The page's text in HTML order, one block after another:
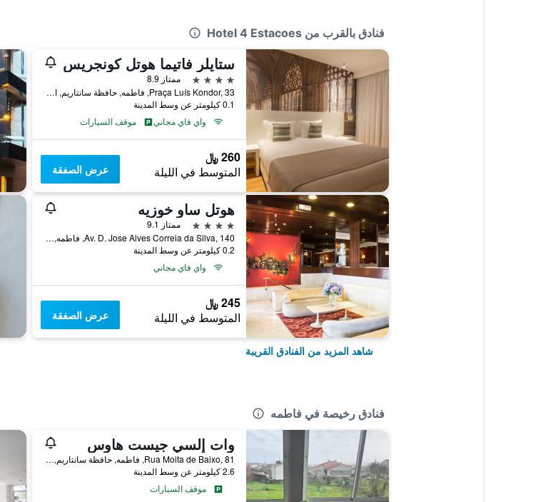
فنادق بالقرب من Hotel 4 Estacoes
ستايلر فاتيما هوتل كونجريس
4 نجوم
ممتاز 8.9
Praça Luís Kondor, 33, فاطمه, حافظة سانتاريم, البرتغال
0.1 كيلومتر عن وسط المدينة
واي فاي مجاني
موقف السيارات
260 ﷼
المتوسط في الليلة عرض الصفقة
هوتل ساو خوزيه
4 نجوم
ممتاز 9.1
Av. D. Jose Alves Correia da Silva, 140, فاطمه, حافظة سانتاريم, البرتغال
0.2 كيلومتر عن وسط المدينة
واي فاي مجاني
245 ﷼
المتوسط في الليلة عرض الصفقة
شاهد المزيد من الفنادق القريبة
فنادق رخيصة في فاطمه
وات إلسي جيست هاوس
Rua Moita de Baixo, 81, فاطمه, حافظة سانتاريم, البرتغال
2.6 كيلومتر عن وسط المدينة
موقف السيارات